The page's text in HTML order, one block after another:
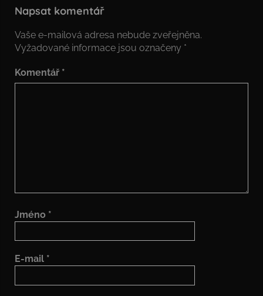
Napsat komentář
Vaše e-mailová adresa nebude zveřejněna.
Vyžadované informace jsou označeny *
Komentář *
Jméno *
E-mail *